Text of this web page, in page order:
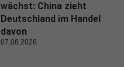
wächst: China zieht
Deutschland im Handel
davon
07.08.2026